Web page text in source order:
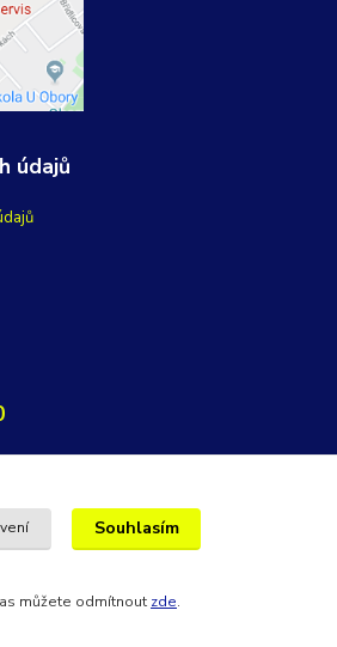
údajů
Souhlasím
můžete odmítnout zde.